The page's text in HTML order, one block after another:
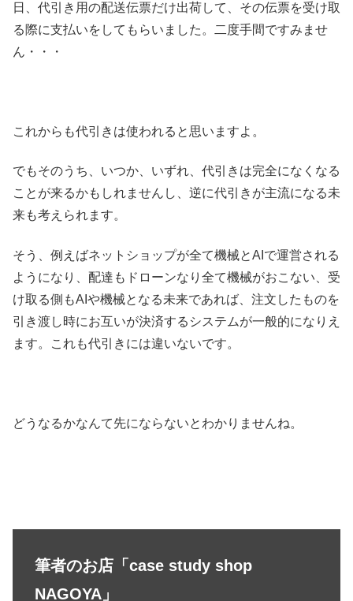
日、代引き用の配送伝票だけ出荷して、その伝票を受け取
る際に支払いをしてもらいました。二度手間ですみませ
ん・・・
これからも代引きは使われると思いますよ。
でもそのうち、いつか、いずれ、代引きは完全になくなる
ことが来るかもしれませんし、逆に代引きが主流になる未
来も考えられます。
そう、例えばネットショップが全て機械とAIで運営される
ようになり、配達もドローンなり全て機械がおこない、受
け取る側もAIや機械となる未来であれば、注文したものを
引き渡し時にお互いが決済するシステムが一般的になりえ
ます。これも代引きには違いないです。
どうなるかなんて先にならないとわかりませんね。
筆者のお店「case study shop
NAGOYA」